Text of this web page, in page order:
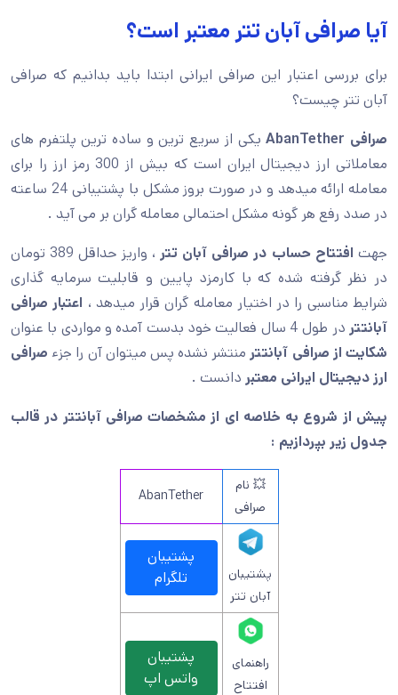
آیا صرافی آبان تتر معتبر است؟
برای بررسی اعتبار این صرافی ایرانی ابتدا باید بدانیم که صرافی
آبان تتر چیست؟
صرافی AbanTetherیکی از سریع ترین و ساده ترین پلتفرم های
معاملاتی ارز دیجیتال ایران است که بیش از 300 رمز ارز را برای
معامله ارائه میدهد و در صورت بروز مشکل با پشتیبانی 24 ساعته
در صدد رفع هر گونه مشکل احتمالی معامله گران بر می آید .
جهت افتتاح حساب در صرافی آبان تتر
، واریز حداقل 389 تومان
در نظر گرفته شده که با کارمزد پایین و قابلیت سرمایه گذاری
شرایط مناسبی را در اختیار معامله گران قرار میدهد ، اعتبار صرافی
آبانتتر در طول 4 سال فعالیت خود بدست آمده و مواردی با عنوان
شکایت از صرافی آبانتتر منتشر نشده پس میتوان آن را جزء صرافی
ارز دیجیتال ایرانی معتبر دانست .
پیش از شروع به خلاصه ای از مشخصات صرافی آبانتتر در قالب
جدول زیر بپردازیم :
💥 نام
صرافی
AbanTether
پشتیبان
آبان تتر
پشتیبان
تلگرام
راهنمای
افتتاح
پشتیبان
واتس اپ